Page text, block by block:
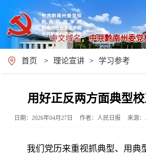
中文域名：中共黔南州委党
首页 > 理论宣讲 > 学习参考
用好正反两方面典型
日期：2026年04月27日 作者：人民日报 来源
我们党历来重视抓典型、用典